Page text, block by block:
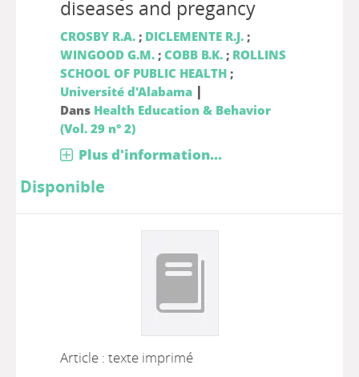
diseases and pregancy
CROSBY R.A.; DICLEMENTE R.J.;
WINGOOD G.M.; COBB B.K.; ROLLINS
SCHOOL OF PUBLIC HEALTH;
Université d'Alabama |
Dans Health Education & Behavior
(Vol. 29 n° 2)
Plus d'information...
Disponible
Article : texte imprimé